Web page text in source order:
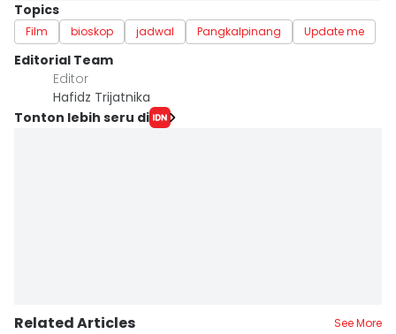
Topics
Film bioskop jadwal Pangkalpinang Update me
Editorial Team
Editor
Hafidz Trijatnika
Tonton lebih seru di
Related Articles See More